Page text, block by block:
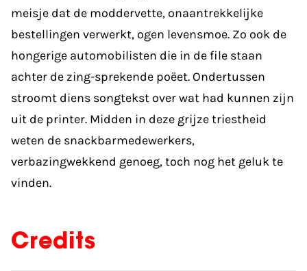
meisje dat de moddervette, onaantrekkelijke
bestellingen verwerkt, ogen levensmoe. Zo ook de
hongerige automobilisten die in de file staan
achter de zing-sprekende poëet. Ondertussen
stroomt diens songtekst over wat had kunnen zijn
uit de printer. Midden in deze grijze triestheid
weten de snackbarmedewerkers,
verbazingwekkend genoeg, toch nog het geluk te
vinden.
Credits